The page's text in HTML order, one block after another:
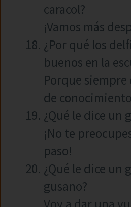
caracol?
¡Vamos más
¿Por qué los
buenos en la
Porque siempre
de
¿Qué le dice un
¡No te
paso!
¿Qué le dice un
gusano?